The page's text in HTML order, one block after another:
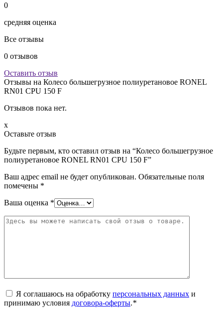
0
средняя оценка
Все отзывы
0 отзывов
Оставить отзыв
Отзывы на Колесо большегрузное полиуретановое RONEL
RN01 CPU 150 F
Отзывов пока нет.
x
Оставьте отзыв
Будьте первым, кто оставил отзыв на “Колесо большегрузное
полиуретановое RONEL RN01 CPU 150 F”
Ваш адрес email не будет опубликован. Обязательные поля
помечены *
Ваша оценка *
Я соглашаюсь на обработку персональных данных и
принимаю условия договора-оферты.*